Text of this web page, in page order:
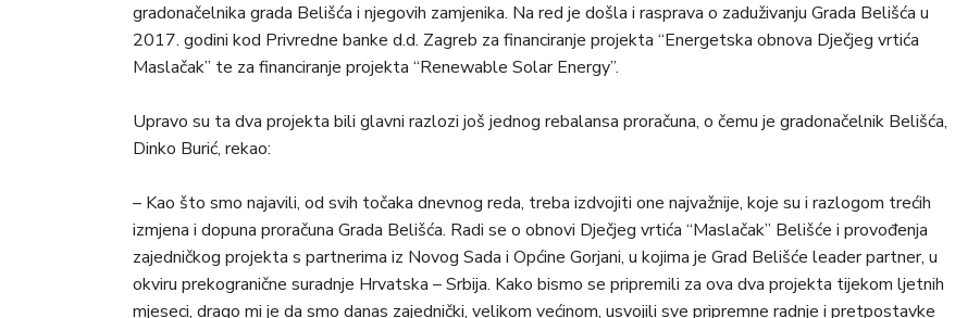
gradonačelnika grada Belišća i njegovih zamjenika. Na red je došla i rasprava o zaduživanju Grada Belišća u
2017. godini kod Privredne banke d.d. Zagreb za financiranje projekta “Energetska obnova Dječjeg vrtića
Maslačak” te za financiranje projekta “Renewable Solar Energy”.
Upravo su ta dva projekta bili glavni razlozi još jednog rebalansa proračuna, o čemu je gradonačelnik Belišća,
Dinko Burić, rekao:
– Kao što smo najavili, od svih točaka dnevnog reda, treba izdvojiti one najvažnije, koje su i razlogom trećih
izmjena i dopuna proračuna Grada Belišća. Radi se o obnovi Dječjeg vrtića “Maslačak” Belišće i provođenja
zajedničkog projekta s partnerima iz Novog Sada i Općine Gorjani, u kojima je Grad Belišće leader partner, u
okviru prekogranične suradnje Hrvatska – Srbija. Kako bismo se pripremili za ova dva projekta tijekom ljetnih
mjeseci, drago mi je da smo danas zajednički, velikom većinom, usvojili sve pripremne radnje i pretpostavke